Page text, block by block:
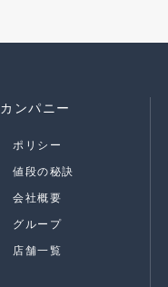
カンパニー
ポリシー
値段の秘訣
会社概要
グループ
店舗一覧